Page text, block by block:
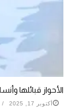
الأحواز قبائلها
أكتوبر 17, 2025